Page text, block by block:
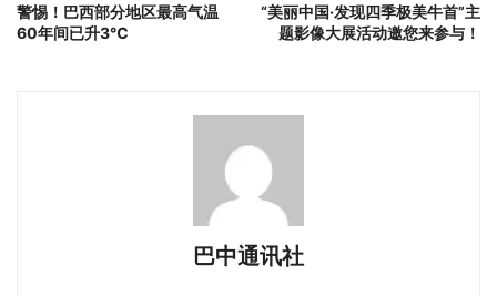
警惕！巴西部分地区最高气温
60年间已升3℃
“美丽中国·发现四季极美牛首”主
题影像大展活动邀您来参与！
巴中通讯社